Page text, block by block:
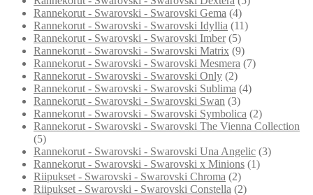
Rannekorut - Swarovski - Swarovski Gema (4)
Rannekorut - Swarovski - Swarovski Idyllia (11)
Rannekorut - Swarovski - Swarovski Imber (5)
Rannekorut - Swarovski - Swarovski Matrix (9)
Rannekorut - Swarovski - Swarovski Mesmera (7)
Rannekorut - Swarovski - Swarovski Only (2)
Rannekorut - Swarovski - Swarovski Sublima (4)
Rannekorut - Swarovski - Swarovski Swan (3)
Rannekorut - Swarovski - Swarovski Symbolica (2)
Rannekorut - Swarovski - Swarovski The Vienna Collection
(5)
Rannekorut - Swarovski - Swarovski Una Angelic (3)
Rannekorut - Swarovski - Swarovski x Minions (1)
Riipukset - Swarovski - Swarovski Chroma (2)
Riipukset - Swarovski - Swarovski Constella (2)